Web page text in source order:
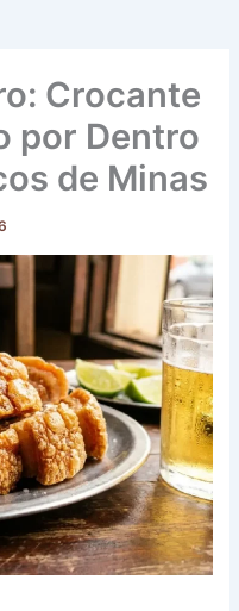
Crocante
por Dentro
de Minas